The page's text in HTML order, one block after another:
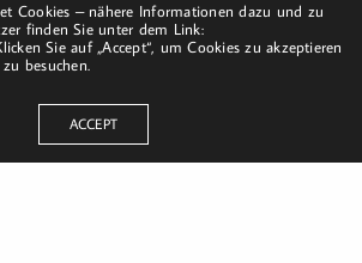
Cookies – nähere Informationen dazu und zu
finden Sie unter dem Link:
Sie auf „Accept“, um Cookies zu akzeptieren
besuchen.
ACCEPT